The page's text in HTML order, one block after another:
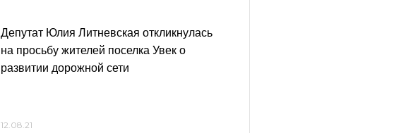
Депутат Юлия Литневская откликнулась
на просьбу жителей поселка Увек о
развитии дорожной сети
12.08.21